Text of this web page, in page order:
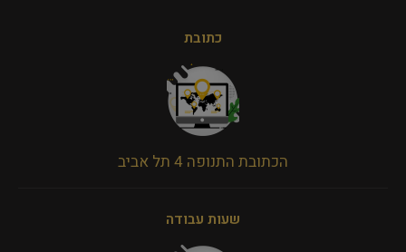
כתובת
הכתובת התנופה 4 תל אביב
שעות עבודה